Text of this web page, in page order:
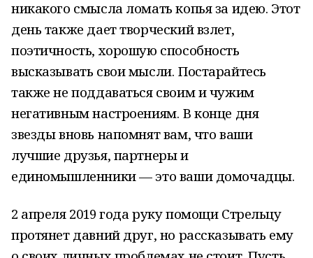
никакого смысла ломать копья за идею. Этот
день также дает творческий взлет,
поэтичность, хорошую способность
высказывать свои мысли. Постарайтесь
также не поддаваться своим и чужим
негативным настроениям. В конце дня
звезды вновь напомнят вам, что ваши
лучшие друзья, партнеры и
единомышленники — это ваши домочадцы.
2 апреля 2019 года руку помощи Стрельцу
протянет давний друг, но рассказывать ему